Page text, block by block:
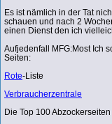
Es ist nämlich in der Tat
schauen und nach 2
einen Dienst den ich
Aufjedenfall MFG:Most Ich
Seiten:
Rote-Liste
Verbraucherzentrale
Die Top 100